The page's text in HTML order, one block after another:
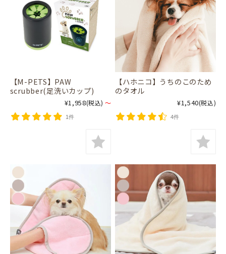
【M-PETS】PAW
scrubber(足洗いカップ)
¥1,958(税込) ～
1件
【ハホニコ】うちのこのため
のタオル
¥1,540(税込)
4件